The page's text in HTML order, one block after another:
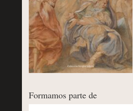
Formamos parte de